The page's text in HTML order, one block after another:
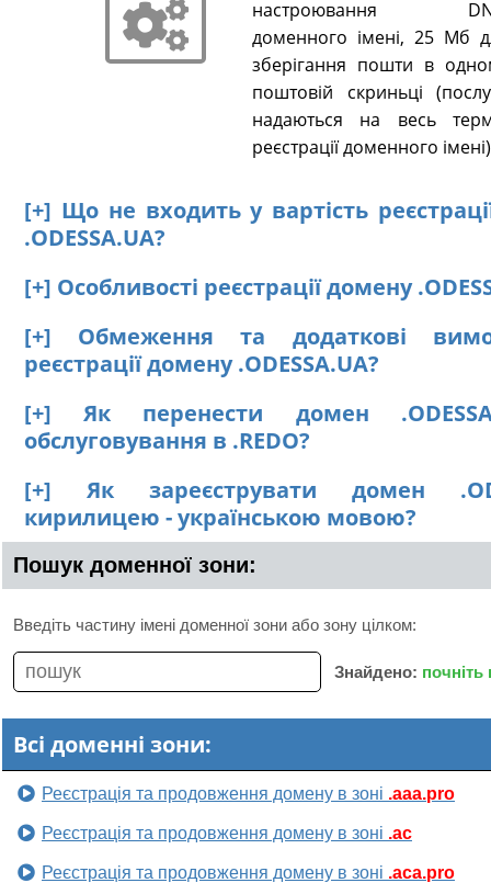
настроювання
доменного імені, 25 Мб
зберігання пошти в
поштовій скриньці
надаються на весь
реєстрації доменного
[+] Що не входить у вартість
.ODESSA.UA?
[+] Особливості реєстрації домену
[+] Обмеження та додаткові
реєстрації домену .ODESSA.UA?
[+] Як перенести домен
обслуговування в .REDO?
[+] Як зареєструвати домен
кирилицею - українською мовою?
Пошук доменної зони:
Введіть частину імені доменної зони або зону цілком:
Знайдено:
Всі доменні зони:
Реєстрація та продовження домену в зоні .aaa.pro
Реєстрація та продовження домену в зоні .ac
Реєстрація та продовження домену в зоні .aca.pro